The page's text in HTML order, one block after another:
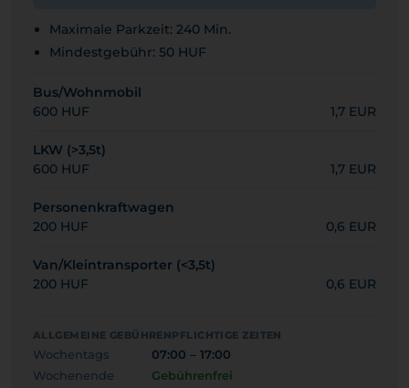
Maximale Parkzeit: 240 Min.
Mindestgebühr: 50 HUF
Bus/Wohnmobil
600 HUF
1,7 EUR
LKW (>3,5t)
600 HUF
1,7 EUR
Personenkraftwagen
200 HUF
0,6 EUR
Van/Kleintransporter (<3,5t)
200 HUF
0,6 EUR
ALLGEMEINE GEBÜHRENPFLICHTIGE ZEITEN
Wochentags
07:00 – 17:00
Wochenende
Gebührenfrei